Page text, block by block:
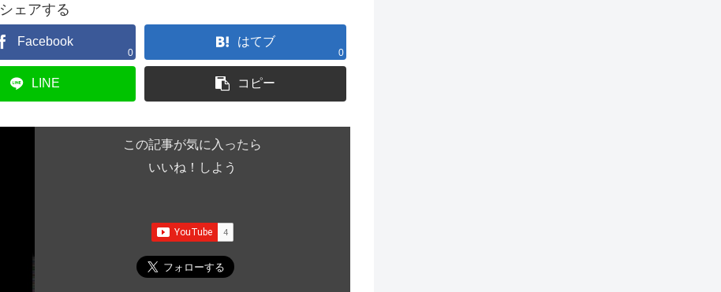
シェアする
Facebook
0
はてブ
0
LINE コピー
この記事が気に入ったら
いいね！しよう